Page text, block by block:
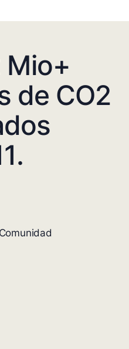
Mio+
de CO2